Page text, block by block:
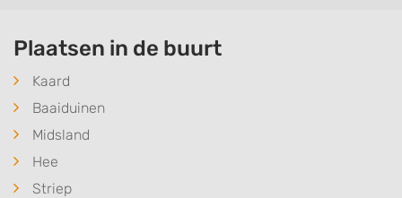
Plaatsen in de buurt
Kaard
Baaiduinen
Midsland
Hee
Striep